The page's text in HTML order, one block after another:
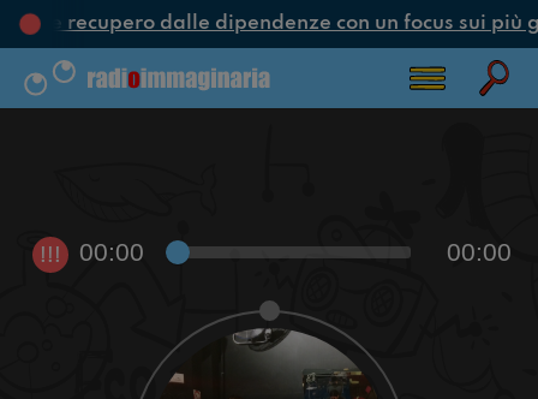
e recupero dalle dipendenze con un focus sui più
!!! 00:00 00:00